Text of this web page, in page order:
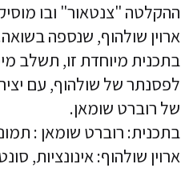
ההקלטה "צנטאור" ובו
ארוין שולהוף, שנספה
בתכנית מיוחדת זו, תשלב
לפסנתר של שולהוף, עם
של רוברט שומאן.
בתכנית: רוברט שומאן :
ארוין שולהוף: אינונציות,